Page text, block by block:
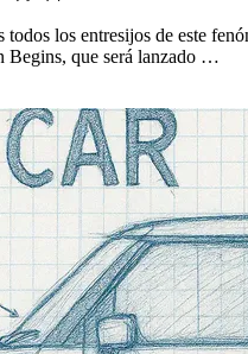
todos los entresijos de este
Begins, que será lanzado …